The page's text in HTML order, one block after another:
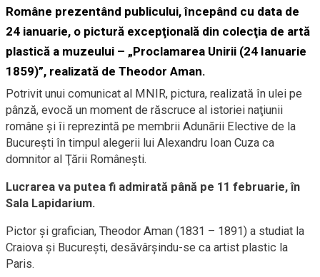
Române prezentând publicului, începând cu data de
24 ianuarie, o pictură excepţională din colecţia de artă
plastică a muzeului – „Proclamarea Unirii (24 Ianuarie
1859)”, realizată de Theodor Aman.
Potrivit unui comunicat al MNIR, pictura, realizată în ulei pe
pânză, evocă un moment de răscruce al istoriei naţiunii
române şi îi reprezintă pe membrii Adunării Elective de la
Bucureşti în timpul alegerii lui Alexandru Ioan Cuza ca
domnitor al Ţării Româneşti.
Lucrarea va putea fi admirată până pe 11 februarie, în
Sala Lapidarium.
Pictor şi grafician, Theodor Aman (1831 – 1891) a studiat la
Craiova şi Bucureşti, desăvârşindu-se ca artist plastic la
Paris.